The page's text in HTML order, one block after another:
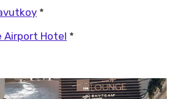
*
Airport Hotel *